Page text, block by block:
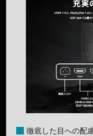
徹底した目への配